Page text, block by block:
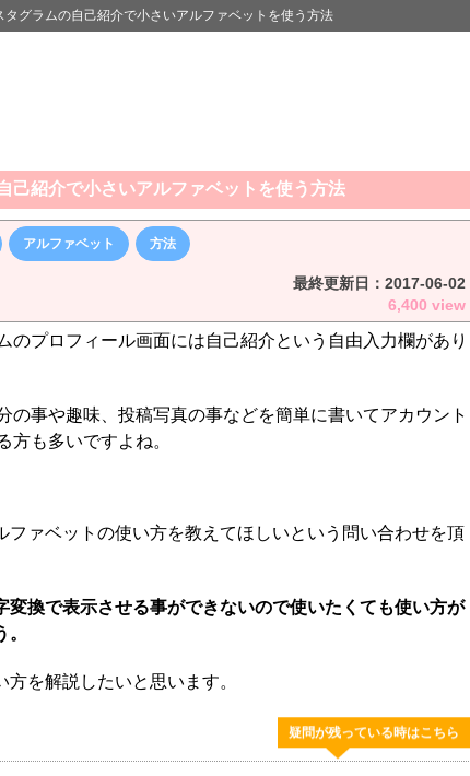
タグラムの自己紹介で小さいアルファベットを使う方法
己紹介で小さいアルファベットを使う方法
アルファベット 方法
最終更新日： 2017-06-02
6,400 view
のプロフィール画面には自己紹介という自由入力欄があり
の事や趣味、投稿写真の事などを簡単に書いてアカウント
方も多いですよね。
ファベットの使い方を教えてほしいという問い合わせを頂
変換で表示させる事ができないので使いたくても使い方が
を解説したいと思います。
疑問が残っている時はこちら